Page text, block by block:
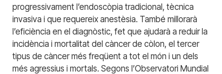
progressivament l’endoscòpia tradicional, tècnica
invasiva i que requereix anestèsia. També millorarà
l’eficiència en el diagnòstic, fet que ajudarà a reduir la
incidència i mortalitat del càncer de còlon, el tercer
tipus de càncer més freqüent a tot el món i un dels
més agressius i mortals. Segons l’Observatori Mundial